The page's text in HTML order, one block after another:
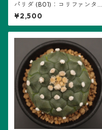
パリダ (B01)：コリファンタ属
※実生
¥2,500